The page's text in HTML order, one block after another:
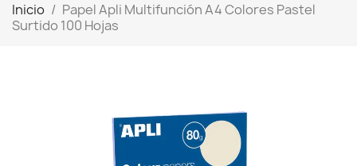
Inicio
Papel Apli Multifunción A4 Colores Pastel
Surtido 100 Hojas